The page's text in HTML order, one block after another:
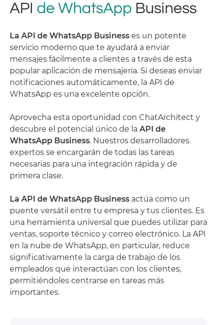
API de WhatsApp Business
La API de WhatsApp Business es un potente
servicio moderno que te ayudará a enviar
mensajes fácilmente a clientes a través de esta
popular aplicación de mensajería. Si deseas enviar
notificaciones automáticamente, la API de
WhatsApp es una excelente opción.
Aprovecha esta oportunidad con ChatArchitect y
descubre el potencial único de la API de
WhatsApp Business. Nuestros desarrolladores
expertos se encargarán de todas las tareas
necesarias para una integración rápida y de
primera clase.
La API de WhatsApp Business actúa como un
puente versátil entre tu empresa y tus clientes. Es
una herramienta universal que puedes utilizar para
ventas, soporte técnico y correo electrónico. La API
en la nube de WhatsApp, en particular, reduce
significativamente la carga de trabajo de los
empleados que interactúan con los clientes,
permitiéndoles centrarse en tareas más
importantes.